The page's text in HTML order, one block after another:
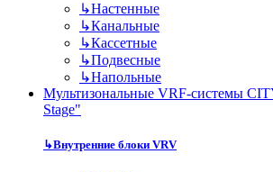
↳Настенные
↳Канальные
↳Кассетные
↳Подвесные
↳Напольные
Мультизональные VRF-системы
Stage"
↳Внутренние блоки VRV